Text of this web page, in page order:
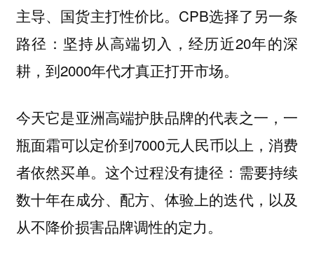
主导、国货主打性价比。CPB选择了另一条
路径：坚持从高端切入，经历近20年的深
耕，到2000年代才真正打开市场。
今天它是亚洲高端护肤品牌的代表之一，一
瓶面霜可以定价到7000元人民币以上，消费
者依然买单。这个过程没有捷径：需要持续
数十年在成分、配方、体验上的迭代，以及
从不降价损害品牌调性的定力。